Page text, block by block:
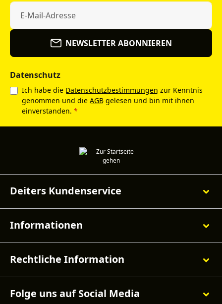
NEWSLETTER ABONNIEREN
Datenschutz
Ich habe die Datenschutzbestimmungen zur Kenntnis
genommen und die AGB gelesen und bin mit ihnen
einverstanden. *
Deiters Kundenservice
Informationen
Rechtliche Information
Folge uns auf Social Media